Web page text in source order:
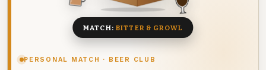
PERSONAL MATCH · BEER CLUB
MATCH: BITTER & GROWL